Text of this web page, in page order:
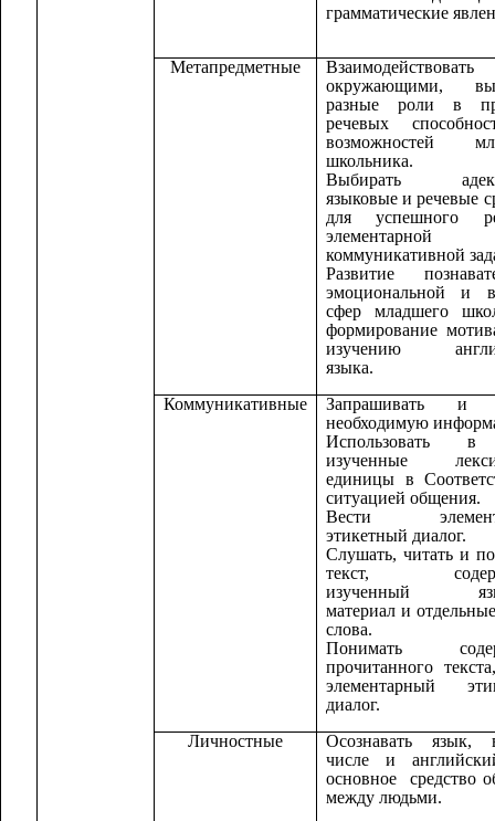
грамматические
Метапредметные
окружающими,
разные роли в
речевых
возможностей
школьника.
Выбирать
языковые и речевые
для успешного
элементарной
коммуникативной
Развитие
эмоциональной и
сфер младшего
формирование
изучению
языка.
Коммуникативные
Запрашивать и
необходимую
Использовать
изученные
единицы в
ситуацией общения.
Вести
этикетный диалог.
Слушать, читать и
текст,
изученный
материал и
слова.
Понимать
прочитанного
элементарный
диалог.
Личностные
Осознавать
числе и
основное средство
между людьми.